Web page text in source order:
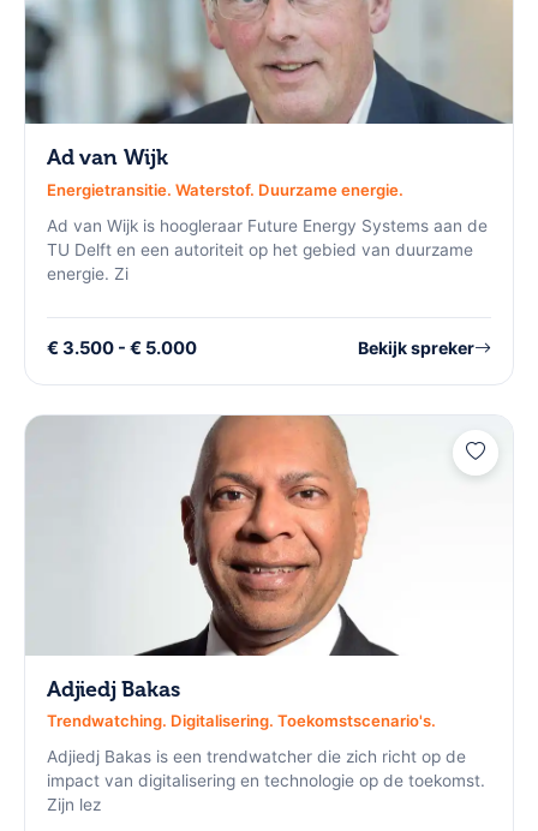
Ad van Wijk
Energietransitie. Waterstof. Duurzame energie.
Ad van Wijk is hoogleraar Future Energy Systems aan de
TU Delft en een autoriteit op het gebied van duurzame
energie. Zi
€ 3.500 - € 5.000 Bekijk spreker
Adjiedj Bakas
Trendwatching. Digitalisering. Toekomstscenario's.
Adjiedj Bakas is een trendwatcher die zich richt op de
impact van digitalisering en technologie op de toekomst.
Zijn lez